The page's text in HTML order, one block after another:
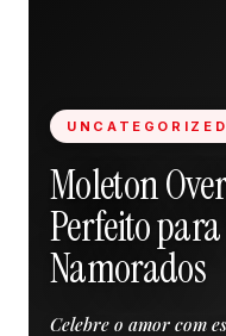
UNCATEGORIZED
Moleton
Perfeito
Namorados
Celebre o amor com